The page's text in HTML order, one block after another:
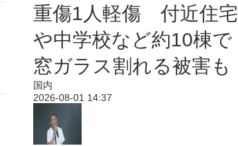
重傷1人軽傷 付近住宅
や中学校など約10棟で
窓ガラス割れる被害も
国内
2026-08-01 14:37